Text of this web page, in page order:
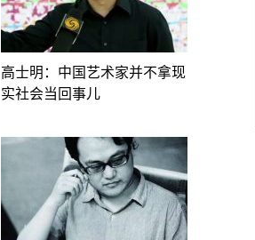
高士明：中国艺术家并不拿现
实社会当回事儿